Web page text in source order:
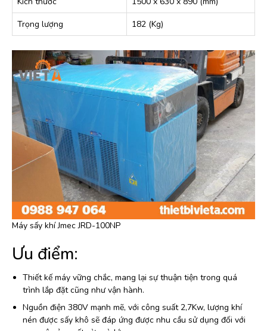
Trọng lượng
182 (Kg)
Máy sấy khí Jmec JRD-100NP
Ưu điểm:
Thiết kế máy vững chắc, mang lại sự thuận tiện trong quá
trình lắp đặt cũng như vận hành.
Nguồn điện 380V mạnh mẽ, với công suất 2,7Kw, lượng khí
nén được sấy khô sẽ đáp ứng được nhu cầu sử dụng đối với